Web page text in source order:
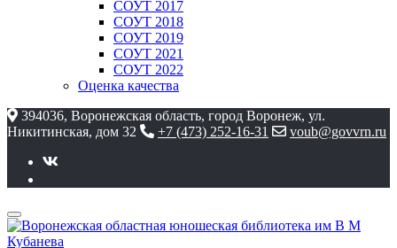
СОУТ 2017
СОУТ 2018
СОУТ 2019
СОУТ 2021
СОУТ 2022
Оценка качества
394036, Воронежская область, город Воронеж, ул.
Никитинская, дом 32
+7 (473) 252-16-31 voub@govvrn.ru